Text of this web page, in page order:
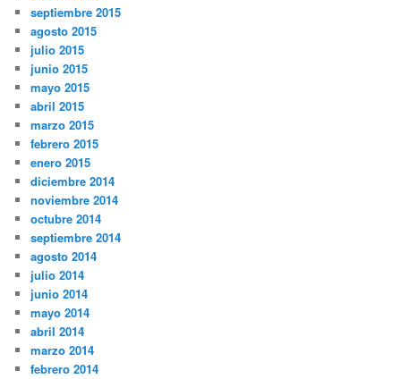
septiembre 2015
agosto 2015
julio 2015
junio 2015
mayo 2015
abril 2015
marzo 2015
febrero 2015
enero 2015
diciembre 2014
noviembre 2014
octubre 2014
septiembre 2014
agosto 2014
julio 2014
junio 2014
mayo 2014
abril 2014
marzo 2014
febrero 2014